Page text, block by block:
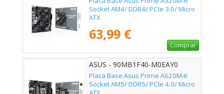
Socket AM4/ DDR4/ PCIe 3.0/ Micro
ATX
63,99 €
Comprar
ASUS - 90MB1F40-M0EAY0
Placa Base Asus Prime A620M-K
Socket AM5/ DDR5/ PCIe 4.0/ Micro